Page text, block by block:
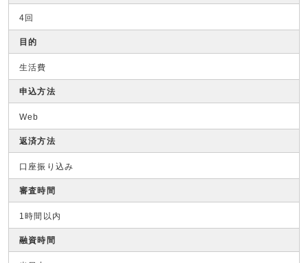
4回
目的
生活費
申込方法
Web
返済方法
口座振り込み
審査時間
1時間以内
融資時間